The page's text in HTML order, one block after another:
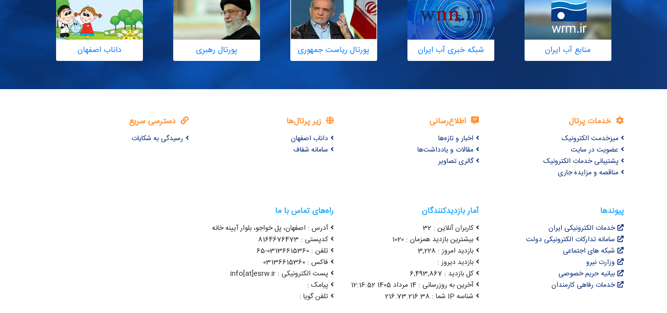
منابع آب ایران شبکه خبری آب ایران پورتال ریاست جمهوری پورتال رهبری داناب اصفهان
خدمات پرتال
میزخدمت الکترونیک
عضویت در سایت
پشتیبانی خدمات الکترونیک
مناقصه و مزایده جاری
اطلاع‌رسانی
اخبار و تازه‌ها
مقالات و یادداشت‌ها
گالری تصاویر
زیر پرتال‌ها
داناب اصفهان
سامانه شفاف
دسترسی سریع
رسیدگی به شکایات
پیوندها
خدمات الکترونیکی ایران
سامانه تدارکات الکترونیکی دولت
شبکه های اجتماعی
وزارت نیرو
بیانیه حریم خصوصی
خدمات رفاهی کارمندان
آمار بازدیدکنندگان
کاربران آنلاین : 32
بیشترین بازدید همزمان : 1020
بازدید امروز : 3,228
بازدید دیروز :
کل بازدید : 6,493,867
آخرین به روزرسانی : 14 مرداد 1405 12:16:52
شناسه IP شما : 216.73.216.38
راه‌های تماس با ما
آدرس : اصفهان، پل خواجو، بلوار آیینه خانه
کدپستی : 8164676473
تلفن : 03136615360-65
فاکس : 03136615360
پست الکترونیکی : info[at]esrw.ir
پیامک :
تلفن گویا :